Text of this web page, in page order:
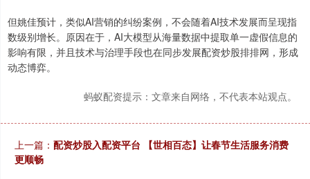
但姚佳预计，类似AI营销的纠纷案例，不会随着AI技术发展而呈现指
数级别增长。原因在于，AI大模型从海量数据中提取单一虚假信息的
影响有限，并且技术与治理手段也在同步发展配资炒股排排网，形成
动态博弈。
蚂蚁配资提示：文章来自网络，不代表本站观点。
上一篇： 配资炒股入配资平台 【世相百态】让春节生活服务消费
更顺畅